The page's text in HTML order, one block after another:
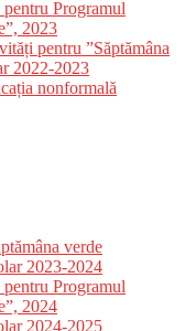
Programul
2023
pentru ”Săptămâna
2022-2023
nonformală
verde
2023-2024
Programul
2024
2024-2025